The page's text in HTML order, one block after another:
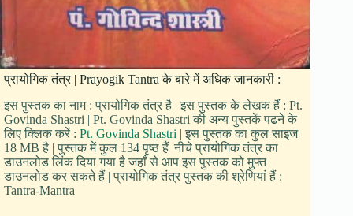
प्रायोगिक तंत्र | Prayogik Tantra के बारे में अधिक जानकारी :
इस पुस्तक का नाम : प्रायोगिक तंत्र है | इस पुस्तक के लेखक हैं : Pt.
Govinda Shastri | Pt. Govinda Shastri की अन्य पुस्तकें पढने के
लिए क्लिक करें : Pt. Govinda Shastri | इस पुस्तक का कुल साइज
18 MB है | पुस्तक में कुल 134 पृष्ठ हैं |नीचे प्रायोगिक तंत्र का
डाउनलोड लिंक दिया गया है जहाँ से आप इस पुस्तक को मुफ्त
डाउनलोड कर सकते हैं | प्रायोगिक तंत्र पुस्तक की श्रेणियां हैं :
Tantra-Mantra